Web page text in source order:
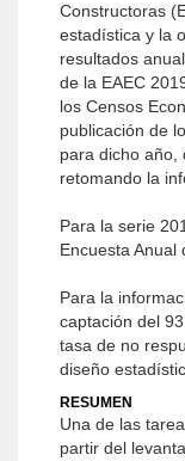
Constructoras
estadística y la
resultados
de la EAEC
los Censos
publicación de
para dicho año,
retomando la
Para la serie
Encuesta Anual
Para la
captación del
tasa de no
diseño
RESUMEN
Una de las
partir del